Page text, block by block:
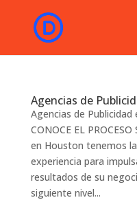
Agencias de
Agencias de
CONOCE EL
en Houston tenemos
experiencia para
resultados de su
siguiente nivel...